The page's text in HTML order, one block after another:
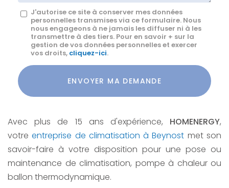
Message
J'autorise ce site à conserver mes données
personnelles transmises via ce formulaire. Nous
nous engageons à ne jamais les diffuser ni à les
transmettre à des tiers. Pour en savoir + sur la
gestion de vos données personnelles et exercer
vos droits, cliquez-ici.
Acceptation
RGPD
ENVOYER MA DEMANDE
Avec plus de 15 ans d'expérience, HOMENERGY,
votreentreprise de climatisation à Beynost met son
savoir-faire à votre disposition pour une pose ou
maintenance de climatisation, pompe à chaleur ou
ballon thermodynamique.